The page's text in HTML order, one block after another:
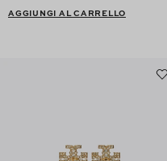
AGGIUNGI AL CARRELLO